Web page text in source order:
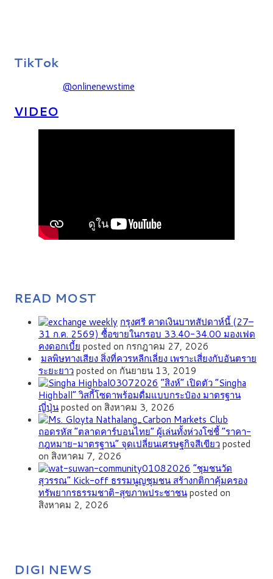
TikTok
@onlinenewstime
VIDEO
READ MOST
กรุงศรี คาดเงินบาทสัปดาห์นี้ (27–
31 ก.ค. 2569) ซื้อขายในกรอบ 33.40-34.00 มองเฟด
คงดอกเบี้ย posted on กรกฎาคม 27, 2026
มลพิษทางเสียง สิ่งที่ควรหลีกเลี่ยง เพราะเสี่ยงกับอันตราย
ระยะยาวposted on กันยายน 13, 2019
“สิงห์” เปิดตัว “Singha
Highball” วิสกี้โซดาพร้อมดื่มแบบกระป๋อง มาตรฐาน
ญี่ปุ่นposted on สิงหาคม 3, 2026
ถอดรหัส “ตลาดคาร์บอนไทย” ผู้เล่นทั้งห่วงโซ่ชี้ “ราคา-
กฎหมาย-มาตรฐาน” จุดเปลี่ยนเศรษฐกิจสีเขียวposted
on สิงหาคม 7, 2026
”ชุมชนวัด
สุวรรณ” Kick-off ธรรมนูญชุมชน สร้างกติกาคุ้มครอง
ทรัพยากรธรรมชาติ-สุขภาพประชาชนposted on
สิงหาคม 2, 2026
DIGI NEWS